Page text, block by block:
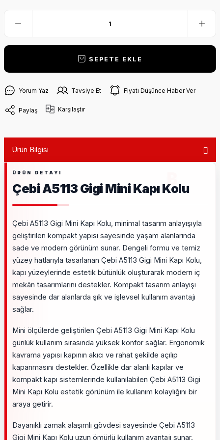
SEPETE EKLE
Yorum Yaz Tavsiye Et Fiyatı Düşünce Haber Ver
Paylaş Karşılaştır
Ürün Bilgisi
Çebi A5113 Gigi Mini Kapı Kolu
Çebi A5113 Gigi Mini Kapı Kolu, minimal tasarım anlayışıyla
geliştirilen kompakt yapısı sayesinde yaşam alanlarında
sade ve modern görünüm sunar. Dengeli formu ve temiz
yüzey hatlarıyla tasarlanan Çebi A5113 Gigi Mini Kapı Kolu,
kapı yüzeylerinde estetik bütünlük oluşturarak modern iç
mekân tasarımlarını destekler. Kompakt tasarım anlayışı
sayesinde dar alanlarda şık ve işlevsel kullanım avantajı
sağlar.
Mini ölçülerde geliştirilen Çebi A5113 Gigi Mini Kapı Kolu
günlük kullanım sırasında yüksek konfor sağlar. Ergonomik
kavrama yapısı kapının akıcı ve rahat şekilde açılıp
kapanmasını destekler. Özellikle dar alanlı kapılar ve
kompakt kapı sistemlerinde kullanılabilen Çebi A5113 Gigi
Mini Kapı Kolu estetik görünüm ile kullanım kolaylığını bir
araya getirir.
Dayanıklı zamak alaşımlı gövdesi sayesinde Çebi A5113
Gigi Mini Kapı Kolu uzun ömürlü kullanım avantajı sunar.